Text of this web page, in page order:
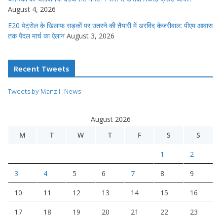
August 4, 2026
E20 पेट्रोल के खिलाफ सड़कों पर उतरने की तैयारी में अरविंद केजरीवाल: पीएम आवास
तक पैदल मार्च का ऐलान August 3, 2026
Recent Tweets
Tweets by Manzil_News
August 2026
M
T W T F S S
1 2
3 4 5 6 7 8 9
10 11 12 13 14 15 16
17 18 19 20 21 22 23